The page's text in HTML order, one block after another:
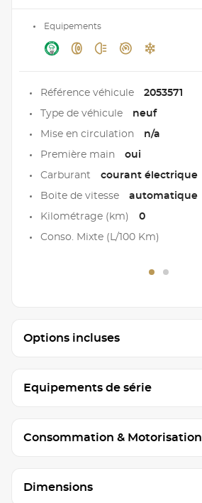
Equipements
Référence véhicule 2053571
Type de véhicule neuf
Mise en circulation n/a
Première main oui
Carburant courant électrique
Boite de vitesse automatique
Kilométrage (km) 0
Conso. Mixte (L/100 Km)
Options incluses
Equipements de série
Consommation & Motorisation
Dimensions